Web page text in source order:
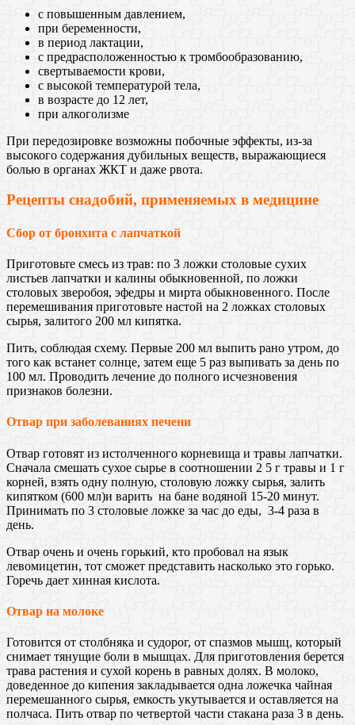
с повышенным давлением,
при беременности,
в период лактации,
с предрасположенностью к тромбообразованию,
свертываемости крови,
с высокой температурой тела,
в возрасте до 12 лет,
при алкоголизме
При передозировке возможны побочные эффекты, из-за
высокого содержания дубильных веществ, выражающиеся
болью в органах ЖКТ и даже рвота.
Рецепты снадобий, применяемых в медицине
Сбор от бронхита с лапчаткой
Приготовьте смесь из трав: по 3 ложки столовые сухих
листьев лапчатки и калины обыкновенной, по ложки
столовых зверобоя, эфедры и мирта обыкновенного. После
перемешивания приготовьте настой на 2 ложках столовых
сырья, залитого 200 мл кипятка.
Пить, соблюдая схему. Первые 200 мл выпить рано утром, до
того как встанет солнце, затем еще 5 раз выпивать за день по
100 мл. Проводить лечение до полного исчезновения
признаков болезни.
Отвар при заболеваниях печени
Отвар готовят из истолченного корневища и травы лапчатки.
Сначала смешать сухое сырье в соотношении 2 5 г травы и 1 г
корней, взять одну полную, столовую ложку сырья, залить
кипятком (600 мл)и варить на бане водяной 15-20 минут.
Принимать по 3 столовые ложке за час до еды, 3-4 раза в
день.
Отвар очень и очень горький, кто пробовал на язык
левомицетин, тот сможет представить насколько это горько.
Горечь дает хинная кислота.
Отвар на молоке
Готовится от столбняка и судорог, от спазмов мышц, который
снимает тянущие боли в мышцах. Для приготовления берется
трава растения и сухой корень в равных долях. В молоко,
доведенное до кипения закладывается одна ложечка чайная
перемешанного сырья, емкость укутывается и оставляется на
полчаса. Пить отвар по четвертой части стакана раза 3 в день.